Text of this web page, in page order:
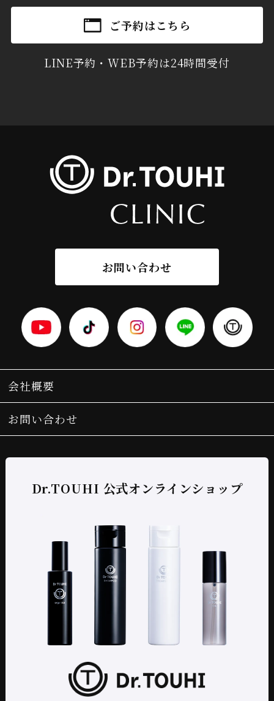
ご予約はこちら
LINE予約・WEB予約は24時間受付
お問い合わせ
会社概要
お問い合わせ
Dr.TOUHI 公式オンラインショップ